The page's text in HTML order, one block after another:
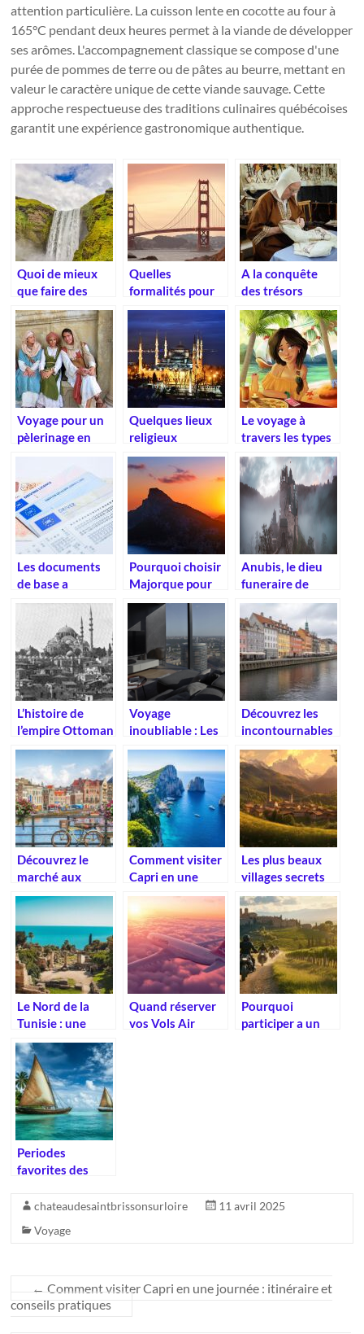
attention particulière. La cuisson lente en cocotte au four à
165°C pendant deux heures permet à la viande de développer
ses arômes. L'accompagnement classique se compose d'une
purée de pommes de terre ou de pâtes au beurre, mettant en
valeur le caractère unique de cette viande sauvage. Cette
approche respectueuse des traditions culinaires québécoises
garantit une expérience gastronomique authentique.
Quoi de mieux
que faire des
voyage en
montage avec
vos enfants.
Quelles
formalités pour
un voyage en
Amérique ?
A la conquête
des trésors
normands
Voyage pour un
pèlerinage en
Quelques lieux
religieux
incontournables
à visiter
Le voyage à
travers les types
d’arts
Les documents
de base a
emporter
lorsqu’on voyage
en Europe
Pourquoi choisir
Majorque pour
vos vacances ?
Anubis, le dieu
funeraire de
l’Egypte antique
L’histoire de
l’empire Ottoman
: en bref
Voyage
inoubliable : Les
hotels familiaux
de reve pour un
sejour
d’exception
Découvrez les
incontournables
de Copenhague
pour un séjour
mémorable
Découvrez le
marché aux
fleurs
d’Amsterdam : un
lieu unique sur le
canal Singel
Comment visiter
Capri en une
journée :
itinéraire et
conseils
pratiques
Les plus beaux
villages secrets
des Dolomites :
un voyage
photographique
inoubliable
Le Nord de la
Tunisie : une
région aux
trésors
méconnus
Quand réserver
vos Vols Air
Pourquoi
participer a un
Periodes
favorites des
quand partir aux
bateau
chateaudesaintbrissonsurloire
11 avril 2025
Voyage
← Comment visiter Capri en une journée : itinéraire et
conseils pratiques